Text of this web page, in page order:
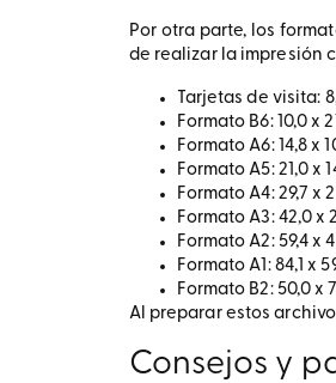
Por otra parte, los
de realizar la impresión
Tarjetas de visita:
Formato B6: 10,0 x
Formato A6: 14,8 x
Formato A5: 21,0 x
Formato A4: 29,7 x
Formato A3: 42,0 x
Formato A2: 59,4 x
Formato A1: 84,1 x
Formato B2: 50,0 x
Al preparar estos
Consejos y